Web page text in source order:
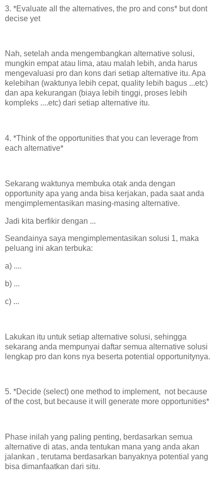
3. *Evaluate all the alternatives, the pro and cons* but dont
decise yet
Nah, setelah anda mengembangkan alternative solusi,
mungkin empat atau lima, atau malah lebih, anda harus
mengevaluasi pro dan kons dari setiap alternative itu. Apa
kelebihan (waktunya lebih cepat, quality lebih bagus ...etc)
dan apa kekurangan (biaya lebih tinggi, proses lebih
kompleks ....etc) dari setiap alternative itu.
4. *Think of the opportunities that you can leverage from
each alternative*
Sekarang waktunya membuka otak anda dengan
opportunity apa yang anda bisa kerjakan, pada saat anda
mengimplementasikan masing-masing alternative.
Jadi kita berfikir dengan ...
Seandainya saya mengimplementasikan solusi 1, maka
peluang ini akan terbuka:
a) ....
b) ...
c) ...
Lakukan itu untuk setiap alternative solusi, sehingga
sekarang anda mempunyai daftar semua alternative solusi
lengkap pro dan kons nya beserta potential opportunitynya.
5. *Decide (select) one method to implement, not because
of the cost, but because it will generate more opportunities*
Phase inilah yang paling penting, berdasarkan semua
alternative di atas, anda tentukan mana yang anda akan
jalankan , terutama berdasarkan banyaknya potential yang
bisa dimanfaatkan dari situ.